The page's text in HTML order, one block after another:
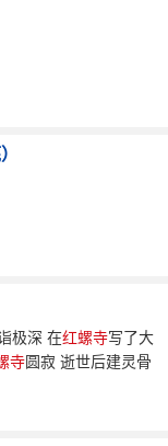
极深 在红螺寺写了大
寺圆寂 逝世后建灵骨